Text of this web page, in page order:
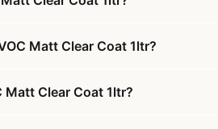
Matt Clear Coat 1ltr?
Matt Clear Coat 1ltr?